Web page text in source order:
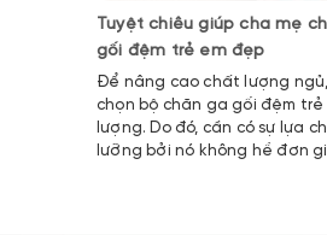
Tuyệt chiêu giúp cha mẹ
gối đệm trẻ em đẹp
Để nâng cao chất lượng
chọn bộ chăn ga gối đệm
lượng. Do đó, cần có sự lựa
lưỡng bởi nó không hề đơn